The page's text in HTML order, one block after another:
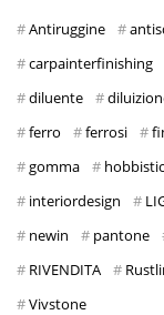
Antiruggine
carpainterfinishing
diluente
ferro
ferrosi
gomma
interiordesign
newin
pantone
RIVENDITA
Vivstone